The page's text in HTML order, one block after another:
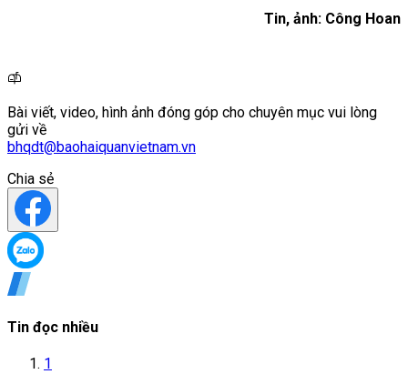
Tin, ảnh: Công Hoan
Bài viết, video, hình ảnh đóng góp cho chuyên mục vui lòng
gửi về
bhqdt@baohaiquanvietnam.vn
Chia sẻ
Tin đọc nhiều
1